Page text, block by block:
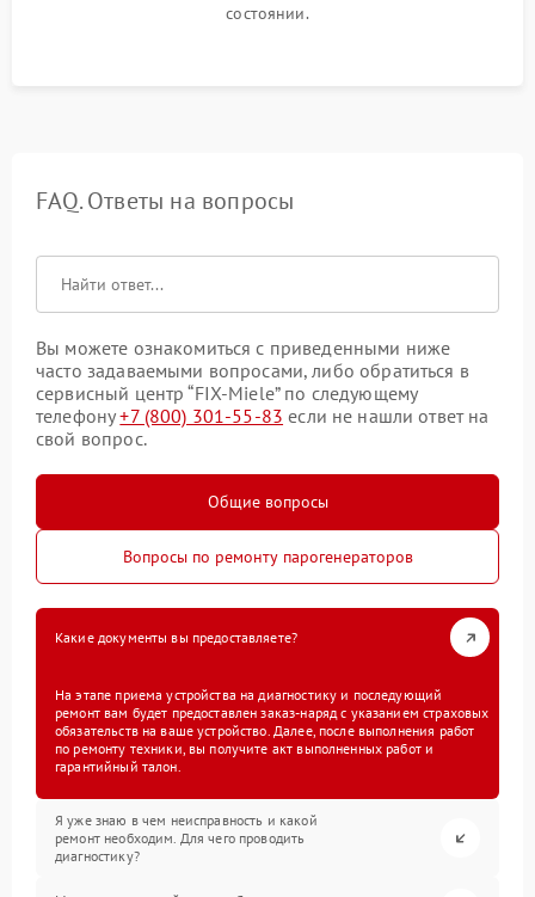
состоянии.
FAQ. Ответы на вопросы
Вы можете ознакомиться с приведенными ниже
часто задаваемыми вопросами, либо обратиться в
сервисный центр “FIX-Miele” по следующему
телефону+7 (800) 301-55-83 если не нашли ответ на
свой вопрос.
Общие вопросы
Вопросы по ремонту парогенераторов
Какие документы вы предоставляете?
На этапе приема устройства на диагностику и последующий
ремонт вам будет предоставлен заказ-наряд с указанием страховых
обязательств на ваше устройство. Далее, после выполнения работ
по ремонту техники, вы получите акт выполненных работ и
гарантийный талон.
Я уже знаю в чем неисправность и какой
ремонт необходим. Для чего проводить
диагностику?